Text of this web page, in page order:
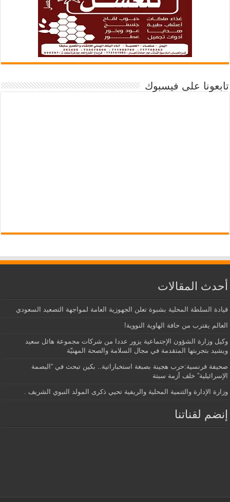
تابعونا على فيسبوك
أحدث المقالات
قيادة السلطة المحلية بشبوة تعلن الجهوزية العامة لمواجهة التصعيد السعودي
العالم يقترب من حافة الهاوية النووية!
وكيل وزارة الشؤون الإجتماعية يزور عددا من شركات مجموعة هائل سعيد
ويشيد بتجربتها المتقدمة في مجال السلامة والصحة المهنيّة
صحيفة فرنسية:حرب هجينة بصبغة استخباراتية.. بكين تبحث في “البصمة
الإسرائيلية” خلف أزمة سبتة
وزارة الإدارة والتنمية المحلية والريفية تحيي ذكرى المولد النبوي الشريف .
إنضم لقناتنا